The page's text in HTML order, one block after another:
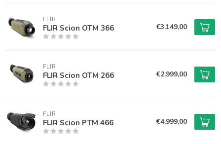
FLIR
FLIR Scion OTM 366 €3.149,00
FLIR
FLIR Scion OTM 266 €2.999,00
FLIR
FLIR Scion PTM 466 €4.999,00